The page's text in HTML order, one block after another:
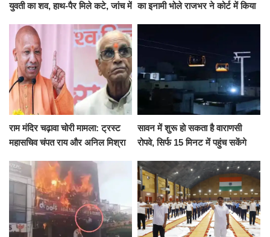
युवती का शव, हाथ-पैर मिले कटे, जांच में का इनामी भोले राजभर ने कोर्ट में किया
राम मंदिर चढ़ावा चोरी मामला: ट्रस्ट
महासचिव चंपत राय और अनिल मिश्रा
को नहीं...
सावन में शुरू हो सकता है वाराणसी
रोपवे, सिर्फ 15 मिनट में पहुंच सकेंगे
किराया